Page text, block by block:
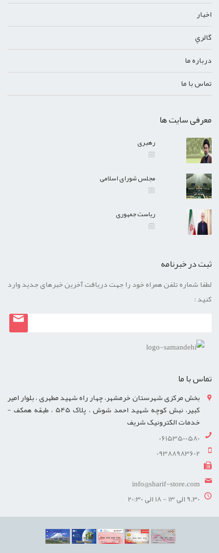
اخبار
گالري
درباره ما
تماس با ما
معرفی سایت ها
رهبری
مجلس شورای اسلامی
ریاست جمهوری
ثبت در خبرنامه
لطفا شماره تلفن همراه خود را جهت دریافت آخرین خبرهای جدید وارد
کنید :
تماس با ما
بخش مرکزی شهرستان خرمشهر، چهار راه شهید مطهری ، بلوار امیر
کبیر، نبش کوچه شهید احمد شوش ، پلاک 545 ، طبقه همکف -
خدمات الکترونیک شریف
06153500580
09388983602
info@sharif-store.com
9.30 الی 13 - 18 الی 20:30